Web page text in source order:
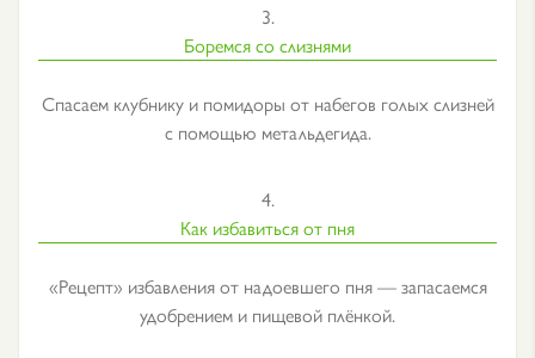
3.
Боремся со слизнями
Спасаем клубнику и помидоры от набегов голых слизней
с помощью метальдегида.
4.
Как избавиться от пня
«Рецепт» избавления от надоевшего пня — запасаемся
удобрением и пищевой плёнкой.